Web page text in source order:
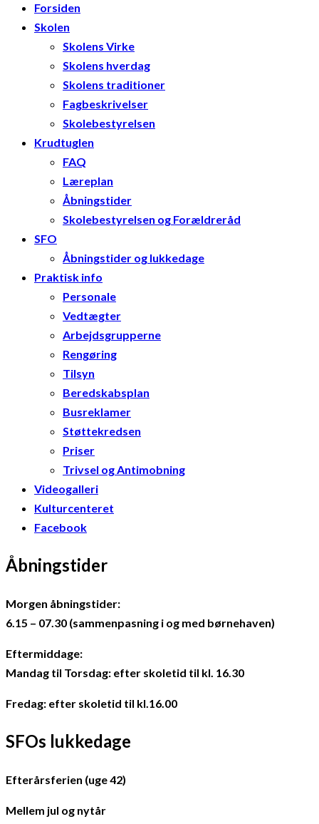
Forsiden
Skolen
Skolens Virke
Skolens hverdag
Skolens traditioner
Fagbeskrivelser
Skolebestyrelsen
Krudtuglen
FAQ
Læreplan
Åbningstider
Skolebestyrelsen og Forældreråd
SFO
Åbningstider og lukkedage
Praktisk info
Personale
Vedtægter
Arbejdsgrupperne
Rengøring
Tilsyn
Beredskabsplan
Busreklamer
Støttekredsen
Priser
Trivsel og Antimobning
Videogalleri
Kulturcenteret
Facebook
Åbningstider
Morgen åbningstider:
6.15 – 07.30 (sammenpasning i og med børnehaven)
Eftermiddage:
Mandag til Torsdag: efter skoletid til kl. 16.30
Fredag: efter skoletid til kl.16.00
SFOs lukkedage
Efterårsferien (uge 42)
Mellem jul og nytår